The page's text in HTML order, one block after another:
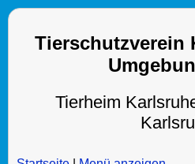
Tierschutzverein
Tierheim